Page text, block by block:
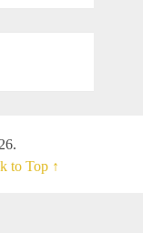
to Top ↑